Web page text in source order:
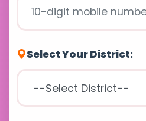
Select Your District: